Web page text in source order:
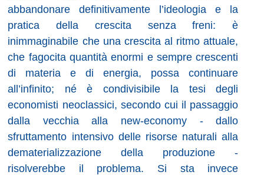
abbandonare definitivamente l’ideologia e la
pratica della crescita senza freni: è
inimmaginabile che una crescita al ritmo attuale,
che fagocita quantità enormi e sempre crescenti
di materia e di energia, possa continuare
all’infinito; né è condivisibile la tesi degli
economisti neoclassici, secondo cui il passaggio
dalla vecchia alla new-economy - dallo
sfruttamento intensivo delle risorse naturali alla
dematerializzazione della produzione -
risolverebbe il problema. Si sta invece